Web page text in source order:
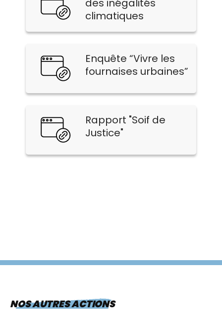
des inégalités
climatiques
Enquête “Vivre les
fournaises urbaines”
Rapport "Soif de
Justice"
NOS AUTRES ACTIONS